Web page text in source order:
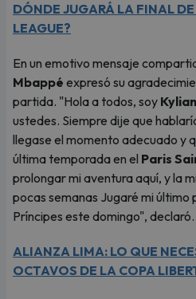
DÓNDE JUGARÁ LA FINAL
LEAGUE?
En un emotivo mensaje
Mbappé expresó su
partida. "Hola a todos, soy Kylian
ustedes. Siempre dije que
llegase el momento adecuado y
última temporada en el Paris
prolongar mi aventura aquí, y la
pocas semanas Jugaré mi último
Príncipes este domingo", declaró.
ALIANZA LIMA: LO QUE
OCTAVOS DE LA COPA